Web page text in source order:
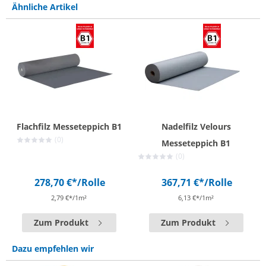
Ähnliche Artikel
Flachfilz Messeteppich B1
(0)
278,70 €*/Rolle
2,79 €*/1m²
Zum Produkt
Nadelfilz Velours
Messeteppich B1
(0)
367,71 €*/Rolle
6,13 €*/1m²
Zum Produkt
Dazu empfehlen wir